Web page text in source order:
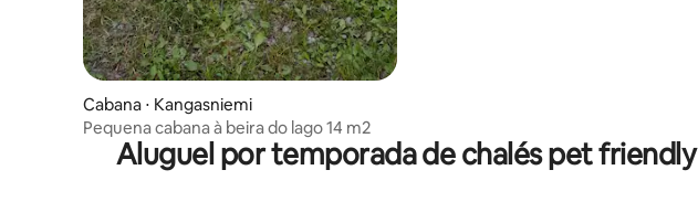
Cabana ⋅ Kangasniemi
Pequena cabana à beira do lago 14 m2
Aluguel por temporada de chalés pet friendly